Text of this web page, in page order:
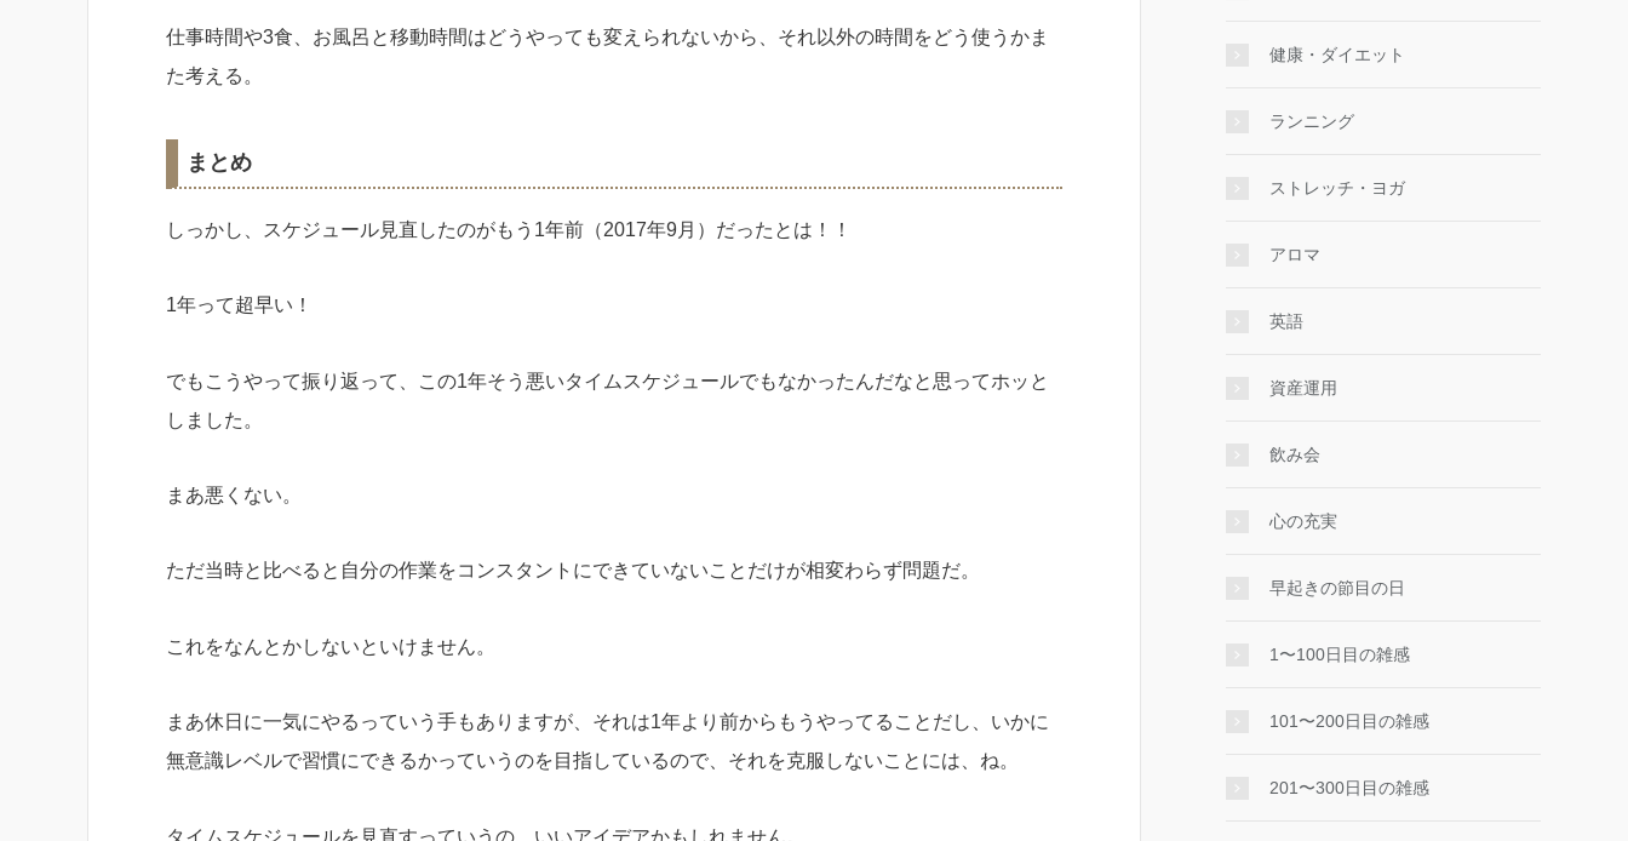
仕事時間や3食、お風呂と移動時間はどうやっても変えられないから、それ以外の時間をどう使うかま
た考える。
まとめ
しっかし、スケジュール見直したのがもう1年前（2017年9月）だったとは！！
1年って超早い！
でもこうやって振り返って、この1年そう悪いタイムスケジュールでもなかったんだなと思ってホッと
しました。
まあ悪くない。
ただ当時と比べると自分の作業をコンスタントにできていないことだけが相変わらず問題だ。
これをなんとかしないといけません。
まあ休日に一気にやるっていう手もありますが、それは1年より前からもうやってることだし、いかに
無意識レベルで習慣にできるかっていうのを目指しているので、それを克服しないことには、ね。
タイムスケジュールを見直すっていうの、いいアイデアかもしれません。
健康・ダイエット
ランニング
ストレッチ・ヨガ
アロマ
英語
資産運用
飲み会
心の充実
早起きの節目の日
1〜100日目の雑感
101〜200日目の雑感
201〜300日目の雑感